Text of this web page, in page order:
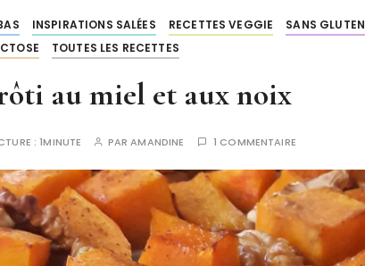
INSPIRATIONS SALÉES RECETTES VEGGIE
SANS GLUTEN
TOUTES LES RECETTES
au miel et aux noix
:1MINUTE PARAMANDINE 1 COMMENTAIRE